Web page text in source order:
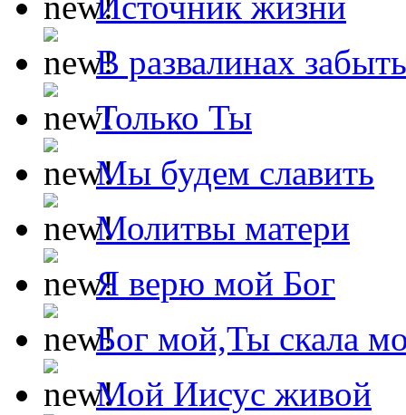
В развалинах
Только Ты
Мы будем славить
Молитвы матери
Я верю мой Бог
Бог мой,Ты скала
Мой Иисус живой